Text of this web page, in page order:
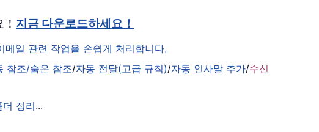
지금 다운로드하세요！
일 관련 작업을 손쉽게 처리합니다。
참조/숨은 참조/자동 전달(고급 규칙)/자동 인사말 추가/수신
더 정리...